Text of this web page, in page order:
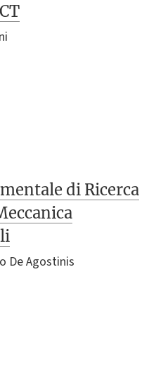
di Ricerca
De Agostinis